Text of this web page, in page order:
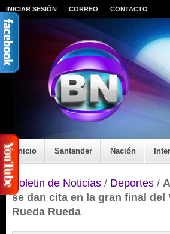
INICIAR SESIÓN CORREO CONTACTO
Inicio Santander Nación
Boletin de Noticias / Deportes /
se dan cita en la gran final del
Rueda Rueda